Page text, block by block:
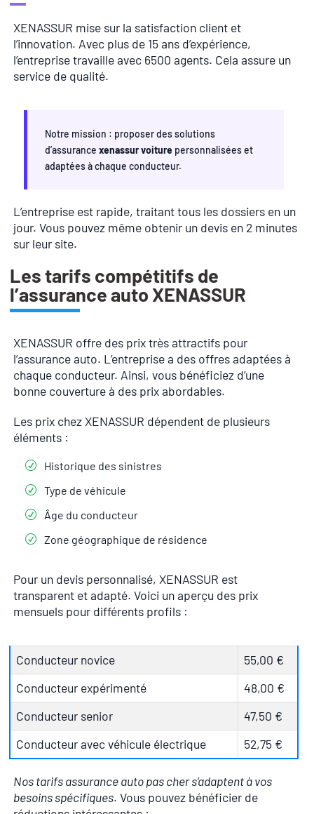
XENASSUR mise sur la satisfaction client et
l’innovation. Avec plus de 15 ans d’expérience,
l’entreprise travaille avec 6500 agents. Cela assure un
service de qualité.
Notre mission : proposer des solutions
d’assurance xenassur voiture personnalisées et
adaptées à chaque conducteur.
L’entreprise est rapide, traitant tous les dossiers en un
jour. Vous pouvez même obtenir un devis en 2 minutes
sur leur site.
Les tarifs compétitifs de
l’assurance auto XENASSUR
XENASSUR offre des prix très attractifs pour
l’assurance auto. L’entreprise a des offres adaptées à
chaque conducteur. Ainsi, vous bénéficiez d’une
bonne couverture à des prix abordables.
Les prix chez XENASSUR dépendent de plusieurs
éléments :
Historique des sinistres
Type de véhicule
Âge du conducteur
Zone géographique de résidence
Pour un devis personnalisé, XENASSUR est
transparent et adapté. Voici un aperçu des prix
mensuels pour différents profils :
Conducteur novice
55,00 €
Conducteur expérimenté
48,00 €
Conducteur senior
47,50 €
Conducteur avec véhicule électrique
52,75 €
Nos tarifs assurance auto pas cher s’adaptent à vos
besoins spécifiques. Vous pouvez bénéficier de